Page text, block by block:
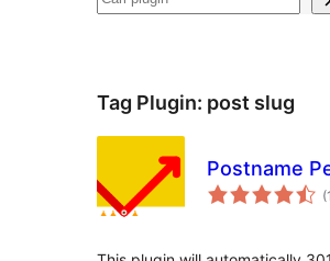
Tag Plugin: post slug
Postname